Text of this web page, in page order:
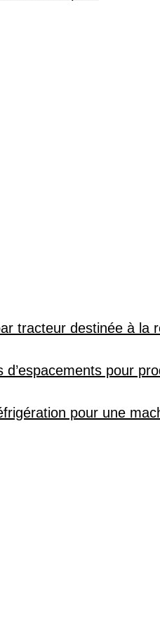
tracteur destinée à la
pour
pour une